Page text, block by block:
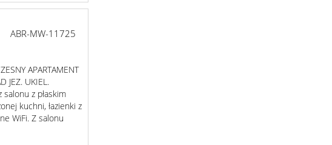
ABR-MW-11725
APARTAMENT
JEZ. UKIEL.
z płaskim
kuchni, łazienki z
WiFi. Z salonu